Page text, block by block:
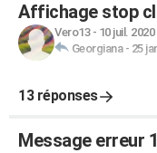
Affichage stop
Vero13- 10 juil. 2020
Georgiana- 25
13 réponses
Message erreur